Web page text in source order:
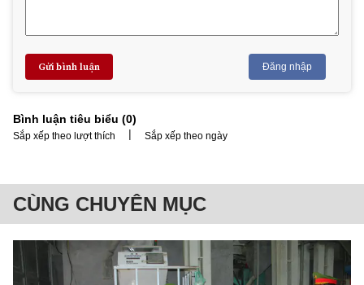
Gửi bình luận Đăng nhập
Bình luận tiêu biểu (0)
Sắp xếp theo lượt thích | Sắp xếp theo ngày
CÙNG CHUYÊN MỤC